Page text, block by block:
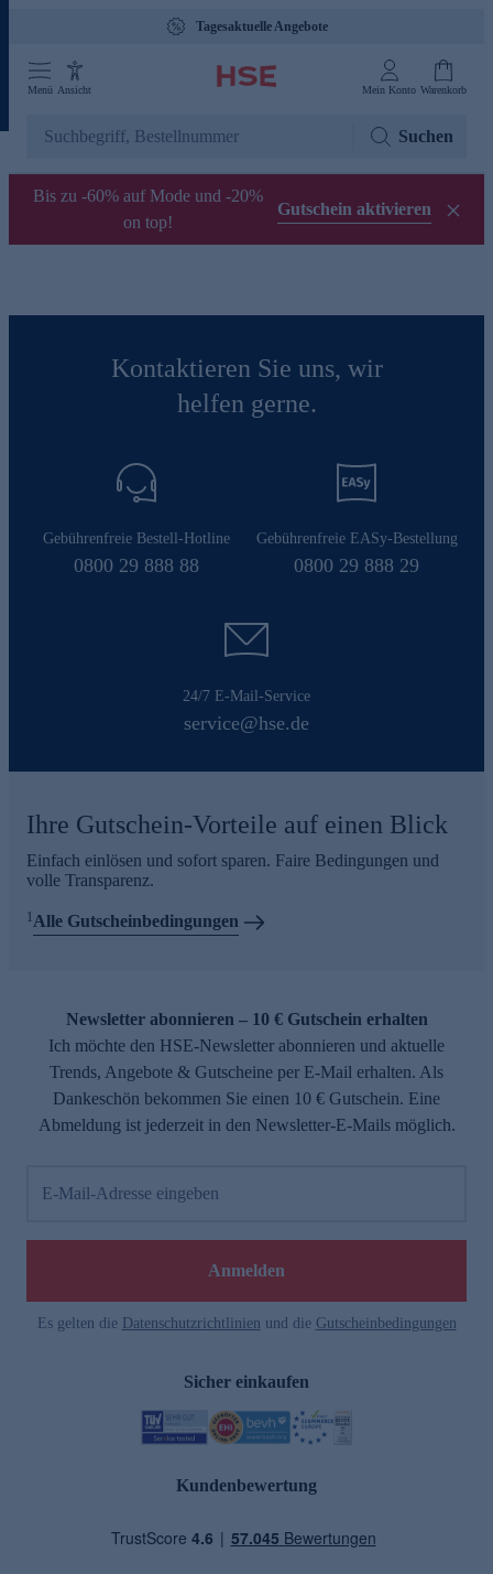
Tagesaktuelle Angebote
Menü Ansicht Mein Konto Warenkorb
Suchen
Bis zu -60% auf Mode und -20%
on top!
Gutschein aktivieren
Kontaktieren Sie uns, wir
helfen gerne.
Gebührenfreie Bestell-Hotline
0800 29 888 88
Gebührenfreie EASy-Bestellung
0800 29 888 29
24/7 E-Mail-Service
service@hse.de
Ihre Gutschein-Vorteile auf einen Blick
Einfach einlösen und sofort sparen. Faire Bedingungen und
volle Transparenz.
1Alle Gutscheinbedingungen
Newsletter abonnieren – 10 € Gutschein erhalten
Ich möchte den HSE-Newsletter abonnieren und aktuelle
Trends, Angebote & Gutscheine per E-Mail erhalten. Als
Dankeschön bekommen Sie einen 10 € Gutschein. Eine
Abmeldung ist jederzeit in den Newsletter-E-Mails möglich.
E-Mail-Adresse eingeben
Anmelden
Es gelten die Datenschutzrichtlinien und die Gutscheinbedingungen
Sicher einkaufen
Kundenbewertung